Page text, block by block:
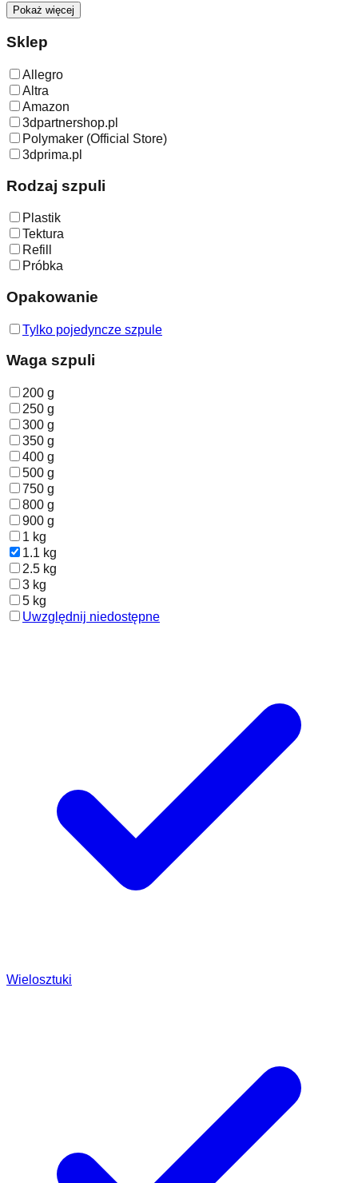
Pokaż więcej
Sklep
Allegro
Altra
Amazon
3dpartnershop.pl
Polymaker (Official Store)
3dprima.pl
Rodzaj szpuli
Plastik
Tektura
Refill
Próbka
Opakowanie
Tylko pojedyncze szpule
Waga szpuli
200 g
250 g
300 g
350 g
400 g
500 g
750 g
800 g
900 g
1 kg
1.1 kg
2.5 kg
3 kg
5 kg
Uwzględnij niedostępne
Wielosztuki